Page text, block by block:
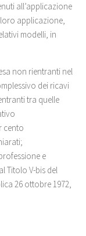
all’applicazione
applicazione,
modelli, in
non rientranti nel
dei ricavi
tra quelle
cento
e
Titolo V-bis del
26 ottobre 1972,